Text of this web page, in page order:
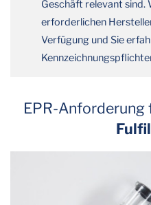
Geschäft relevant sind.
erforderlichen
Verfügung und Sie
EPR-Anforderung